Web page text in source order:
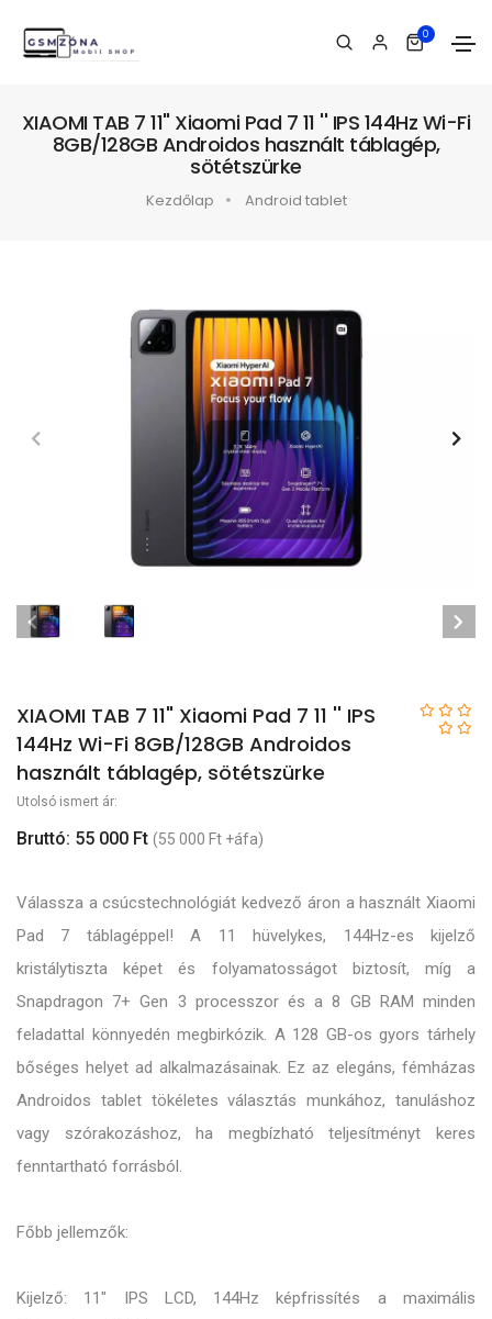
0
XIAOMI TAB 7 11" Xiaomi Pad 7 11 '' IPS 144Hz Wi-Fi
8GB/128GB Androidos használt táblagép,
sötétszürke
Kezdőlap Android tablet
XIAOMI TAB 7 11" Xiaomi Pad 7 11 '' IPS
144Hz Wi-Fi 8GB/128GB Androidos
használt táblagép, sötétszürke
Utolsó ismert ár:
Bruttó: 55 000 Ft (55 000 Ft +áfa)
Válassza a csúcstechnológiát kedvező áron a használt Xiaomi
Pad 7 táblagéppel! A 11 hüvelykes, 144Hz-es kijelző
kristálytiszta képet és folyamatosságot biztosít, míg a
Snapdragon 7+ Gen 3 processzor és a 8 GB RAM minden
feladattal könnyedén megbirkózik. A 128 GB-os gyors tárhely
bőséges helyet ad alkalmazásainak. Ez az elegáns, fémházas
Androidos tablet tökéletes választás munkához, tanuláshoz
vagy szórakozáshoz, ha megbízható teljesítményt keres
fenntartható forrásból.
Főbb jellemzők:
Kijelző: 11" IPS LCD, 144Hz képfrissítés a maximális